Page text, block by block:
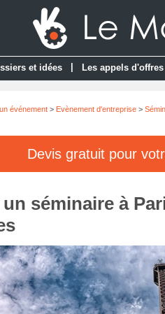
et idées Les appels d'offres
événement> Evènement d'entreprise>
Devis gratuit pour
séminaire à